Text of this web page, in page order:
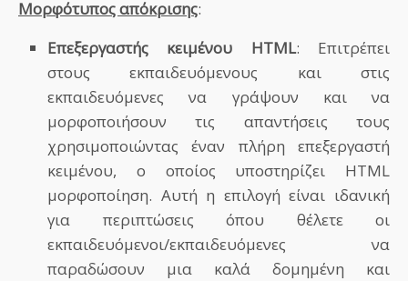
Μορφότυπος απόκρισης:
Επεξεργαστής κειμένου HTML: Επιτρέπει
στους εκπαιδευόμενους και στις
εκπαιδευόμενες να γράψουν και να
μορφοποιήσουν τις απαντήσεις τους
χρησιμοποιώντας έναν πλήρη επεξεργαστή
κειμένου, ο οποίος υποστηρίζει HTML
μορφοποίηση. Αυτή η επιλογή είναι ιδανική
για περιπτώσεις όπου θέλετε οι
εκπαιδευόμενοι/εκπαιδευόμενες να
παραδώσουν μια καλά δομημένη και